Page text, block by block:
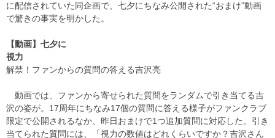
に配信されていた同企画で、七夕にちなみ公開された“おまけ”動画
で驚きの事実を明かした。
【動画】七夕に
視力
解禁！ファンからの質問の答える吉沢亮
動画では、ファンから寄せられた質問をランダムで引き当てる吉
沢の姿が。17周年にちなみ17個の質問に答える様子がファンクラブ
限定で公開されるなか、昨日おまけで1つ追加質問に対応した。引き
当てられた質問には、「視力の数値はどれくらいですか？吉沢さん